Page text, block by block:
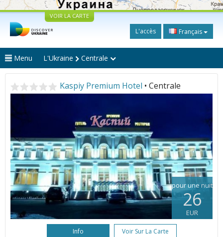
VOIR LA CARTE
L'accès Français
Menu L'Ukraine Centrale
Kaspiy Premium Hotel • Centrale
pour une nuit
26
EUR
Info Voir Sur La Carte